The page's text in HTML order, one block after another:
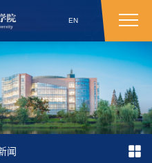
EN
闻